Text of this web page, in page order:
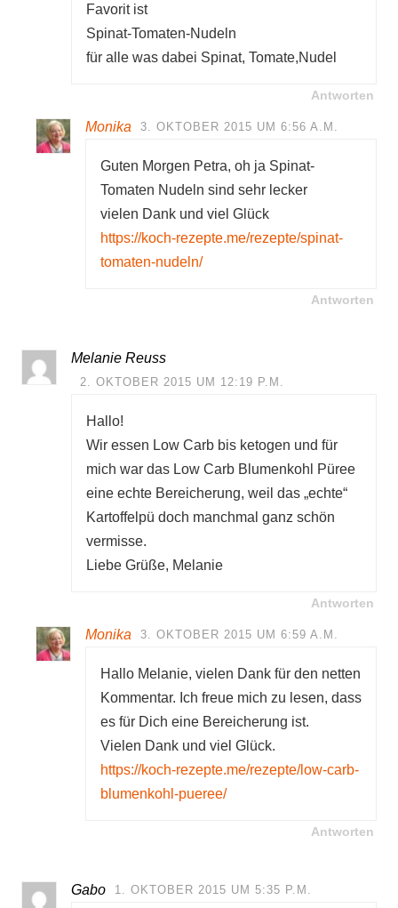
Favorit ist
Spinat-Tomaten-Nudeln
für alle was dabei Spinat, Tomate,Nudel
Antworten
Monika 3. OKTOBER 2015 UM 6:56 A.M.
Guten Morgen Petra, oh ja Spinat-
Tomaten Nudeln sind sehr lecker
vielen Dank und viel Glück
https://koch-rezepte.me/rezepte/spinat-
tomaten-nudeln/
Antworten
Melanie Reuss
2. OKTOBER 2015 UM 12:19 P.M.
Hallo!
Wir essen Low Carb bis ketogen und für
mich war das Low Carb Blumenkohl Püree
eine echte Bereicherung, weil das „echte“
Kartoffelpü doch manchmal ganz schön
vermisse.
Liebe Grüße, Melanie
Antworten
Monika 3. OKTOBER 2015 UM 6:59 A.M.
Hallo Melanie, vielen Dank für den netten
Kommentar. Ich freue mich zu lesen, dass
es für Dich eine Bereicherung ist.
Vielen Dank und viel Glück.
https://koch-rezepte.me/rezepte/low-carb-
blumenkohl-pueree/
Antworten
Gabo 1. OKTOBER 2015 UM 5:35 P.M.